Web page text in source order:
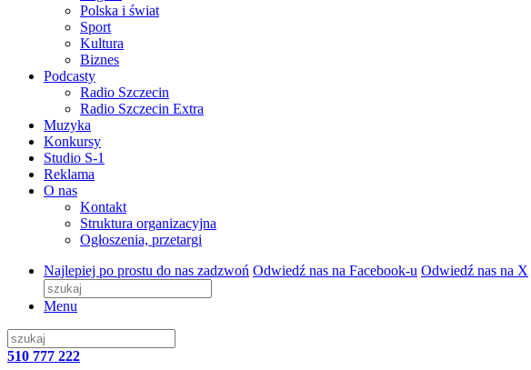
Polska i świat
Sport
Kultura
Biznes
Podcasty
Radio Szczecin
Radio Szczecin Extra
Muzyka
Konkursy
Studio S-1
Reklama
O nas
Kontakt
Struktura organizacyjna
Ogłoszenia, przetargi
Najlepiej po prostu do nas zadzwoń Odwiedź nas na Facebook-u Odwiedź nas na X
Menu
510 777 222